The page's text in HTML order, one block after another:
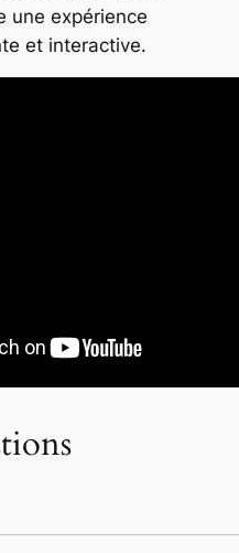
une expérience
et interactive.